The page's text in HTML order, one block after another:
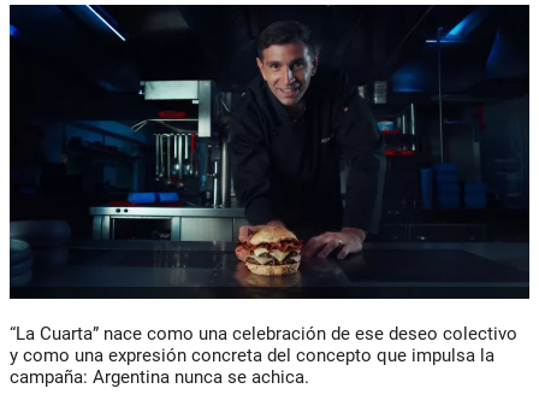
“La Cuarta” nace como una celebración de ese deseo colectivo
y como una expresión concreta del concepto que impulsa la
campaña: Argentina nunca se achica.